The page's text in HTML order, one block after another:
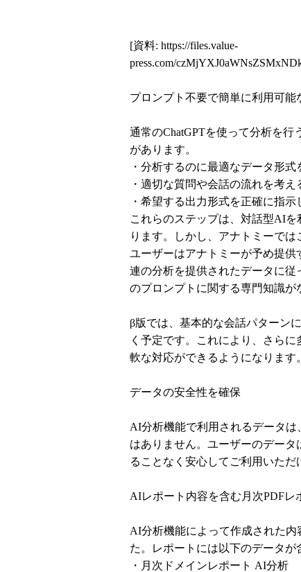
[資料: https://files.value-
press.com/
プロンプト不要で簡単に利用可能
通常のChatGPTを使って分析を
があります。
・分析するのに最適なデータ形
・適切な質問や会話の流れを考え
・希望する出力形式を正確に指
これらのステップは、対話型AI
ります。しかし、アナトミーでは
ユーザーはアナトミーが予め提
連の分析を提供されたデータに
のプロンプトに関する専門知識が
β版では、基本的な会話パターン
く予定です。これにより、さら
軟な対応ができるようになります。
データの安全性を確保
AI分析機能で利用されるデータ
はありません。ユーザーのデー
ることなく安心してご利用いただ
AIレポート内容を含む月次PDFレ
AI分析機能によって作成された
た。レポートには以下のデータが
・月次ドメインレポート AI分析